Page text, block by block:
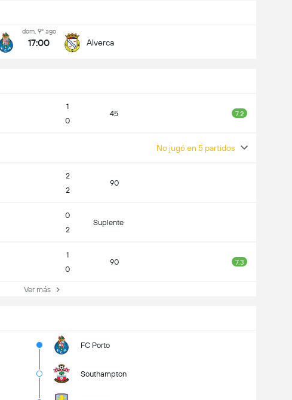
dom, 9º ago
17:00 Alverca
1
0
45 7.2
No jugó en 5 partidos
2
2
90
0
2
Suplente
1
0
90 7.3
Ver más
FC Porto
Southampton